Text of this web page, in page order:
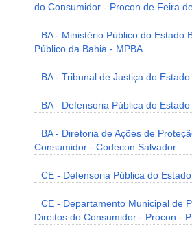
do Consumidor - Procon de Feira
BA - Ministério Público do Estado
Público da Bahia - MPBA
BA - Tribunal de Justiça do
BA - Defensoria Pública do
BA - Diretoria de Ações de
Consumidor - Codecon Salvador
CE - Defensoria Pública do
CE - Departamento Municipal de
Direitos do Consumidor - Procon -